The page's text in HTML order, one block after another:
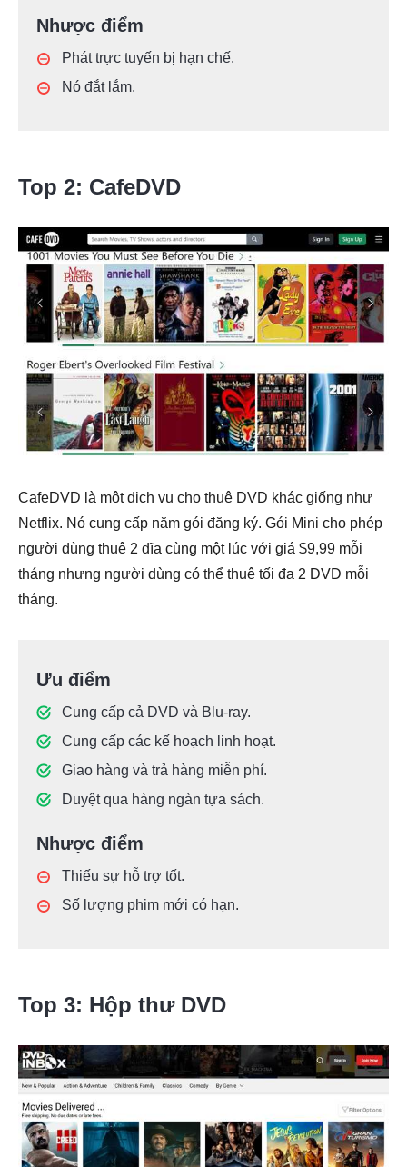
Nhược điểm
Phát trực tuyến bị hạn chế.
Nó đắt lắm.
Top 2: CafeDVD
CafeDVD là một dịch vụ cho thuê DVD khác giống như
Netflix. Nó cung cấp năm gói đăng ký. Gói Mini cho phép
người dùng thuê 2 đĩa cùng một lúc với giá $9,99 mỗi
tháng nhưng người dùng có thể thuê tối đa 2 DVD mỗi
tháng.
Ưu điểm
Cung cấp cả DVD và Blu-ray.
Cung cấp các kế hoạch linh hoạt.
Giao hàng và trả hàng miễn phí.
Duyệt qua hàng ngàn tựa sách.
Nhược điểm
Thiếu sự hỗ trợ tốt.
Số lượng phim mới có hạn.
Top 3: Hộp thư DVD